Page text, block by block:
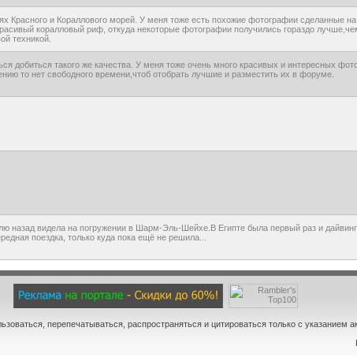
Красного и Кораллового морей. У меня тоже есть похожие фотографии сделанные
коралловый риф, откуда некоторые фотографии получились гораздо
техникой.
добиться такого же качества. У меня тоже очень много красивых и интересных
то нет свободного времени,чтоб отобрать лучшие и разместить их в форуме.
назад видела на погружении в Шарм-Эль-Шейхе.В Египте была первый раз и
поездка, только куда пока ещё не решила...
перепечатываться, распространяться и цитироваться только с указанием